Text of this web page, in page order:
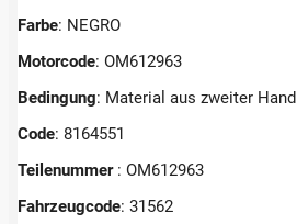
Farbe: NEGRO
Motorcode: OM612963
Bedingung: Material aus zweiter Hand
Code: 8164551
Teilenummer : OM612963
Fahrzeugcode: 31562